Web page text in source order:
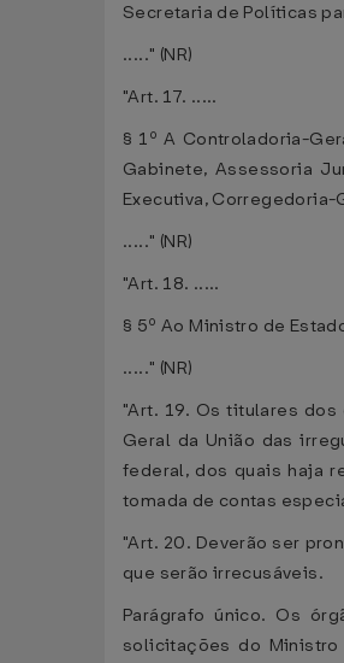
Secretaria de Políticas
....." (NR)
"Art. 17. .....
§ 1º A Controladoria-
Gabinete, Assessoria
Executiva, Corregedoria-
....." (NR)
"Art. 18. .....
§ 5º Ao Ministro de
....." (NR)
"Art. 19. Os titulares
Geral da União das
federal, dos quais haja
tomada de contas
"Art. 20. Deverão ser
que serão irrecusáveis.
Parágrafo único. Os
solicitações do